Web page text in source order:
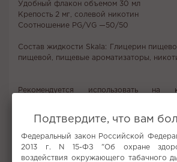
Удобный флакон объемом 30 мл
Крепость 2 мг, солевой никотин
Соотношение PG/VG —50/50
Состав жидкости Skala: Глицерин
пищевой, пищевые ароматизаторы,
Рекомендуется использовать на
- до 25 Вт.
Условия хранения: Хранить при
недоступном для детей и животных
длительного воздействия солнечных
Подтвердите, что вам
Федеральный закон Российской
2013 г. N 15-ФЗ "Об охране
воздействия окружающего табачного